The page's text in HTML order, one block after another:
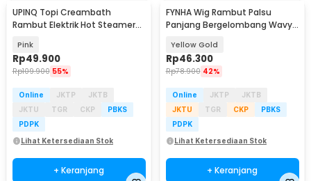
UPINQ Topi Creambath
Rambut Elektrik Hot Steamer
Pink
Rp49.900
Rp109.900 55%
Online JKTP
JKTB
JKTU
TGR CKP
PBKS
PDPK
Lihat Ketersediaan Stok
+ Keranjang
FYNHA Wig Rambut Palsu
Panjang Bergelombang Wavy
Yellow Gold
Rp46.300
Rp78.900 42%
Online JKTP
JKTB
JKTU
TGR CKP
PBKS
PDPK
Lihat Ketersediaan Stok
+ Keranjang